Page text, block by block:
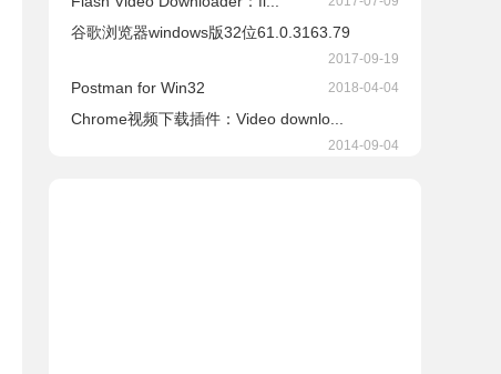
谷歌浏览器windows版32位61.0.3163.79
2017-09-19
Postman for Win32 2018-04-04
Chrome视频下载插件：Video downlo...
2014-09-04